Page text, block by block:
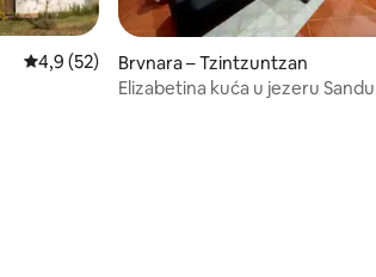
Prosječna ocjena: 4,9/5, recenzija: 52
4,9 (52)
Brvnara – Tzintzuntzan
Elizabetina kuća u jezeru